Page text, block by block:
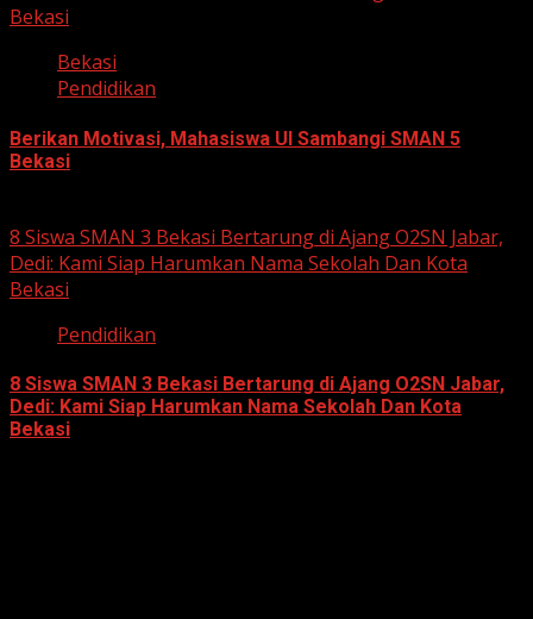
Bekasi
Bekasi
Pendidikan
Berikan Motivasi, Mahasiswa UI Sambangi SMAN 5
Bekasi
8 Siswa SMAN 3 Bekasi Bertarung di Ajang O2SN Jabar,
Dedi: Kami Siap Harumkan Nama Sekolah Dan Kota
Bekasi
Pendidikan
8 Siswa SMAN 3 Bekasi Bertarung di Ajang O2SN Jabar,
Dedi: Kami Siap Harumkan Nama Sekolah Dan Kota
Bekasi